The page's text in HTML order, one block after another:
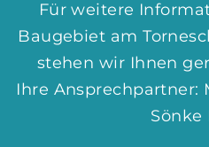
Für weitere
Baugebiet am
stehen wir Ihnen
Ihre Ansprechpartner:
Sönke